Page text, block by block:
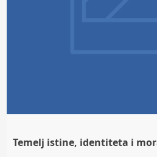
Temelj istine, identiteta i